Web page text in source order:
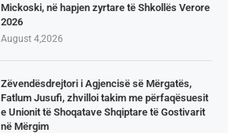
Mickoski, në hapjen zyrtare të Shkollës Verore
2026
August 4,2026
Zëvendësdrejtori i Agjencisë së Mërgatës,
Fatlum Jusufi, zhvilloi takim me përfaqësuesit
e Unionit të Shoqatave Shqiptare të Gostivarit
në Mërgim